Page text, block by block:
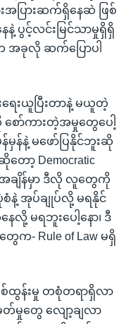
အပြားဆက်ရှိနေဆဲ ဖြစ်
ပွင့်လင်းမြင်သာမှုရှိရှိ
ခုလို ဆက်ပြောပါ
ရေးယူပြီးတာနဲ့ မယူတဲ့
စော်ကားတဲ့အမှုတွေပေါ့
မှန်နဲ့ မဖော်ပြနိုင်ဘူးဆို
ာ့ Democratic
အချိန်မှာ ဒီလို လူတွေကို
အုပ်ချုပ်လို့ မရနိုင်
မရဘူးပေါ့နော၊ ဒီ
က- Rule of Law မရှိ
စ်ထွန်းမှု တစုံတရာရှိလာ
မှုတွေ လျော့ချလာ